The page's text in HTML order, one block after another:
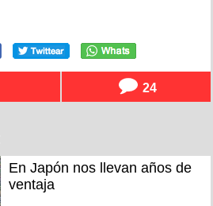
24
En Japón nos llevan años de
ventaja